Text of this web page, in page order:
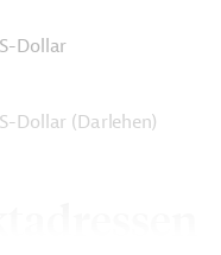
Dollar
Dollar (Darlehen)